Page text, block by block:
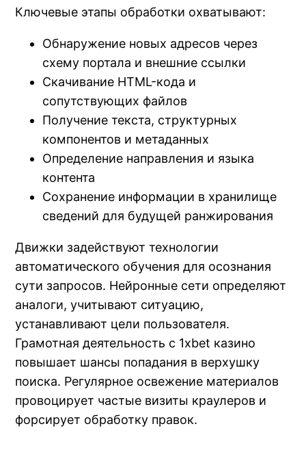
Ключевые этапы обработки охватывают:
Обнаружение новых адресов через
схему портала и внешние ссылки
Скачивание HTML-кода и
сопутствующих файлов
Получение текста, структурных
компонентов и метаданных
Определение направления и языка
контента
Сохранение информации в хранилище
сведений для будущей ранжирования
Движки задействуют технологии
автоматического обучения для осознания
сути запросов. Нейронные сети определяют
аналоги, учитывают ситуацию,
устанавливают цели пользователя.
Грамотная деятельность с 1xbet казино
повышает шансы попадания в верхушку
поиска. Регулярное освежение материалов
провоцирует частые визиты краулеров и
форсирует обработку правок.